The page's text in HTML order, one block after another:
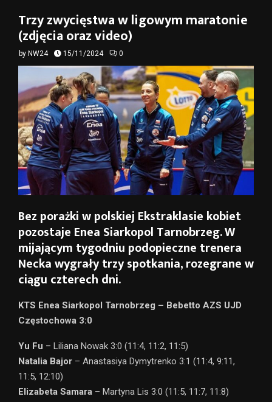
Trzy zwycięstwa w ligowym maratonie
(zdjęcia oraz video)
by NW24 15/11/2024 0
Bez porażki w polskiej Ekstraklasie kobiet
pozostaje Enea Siarkopol Tarnobrzeg. W
mijającym tygodniu podopieczne trenera
Necka wygrały trzy spotkania, rozegrane w
ciągu czterech dni.
KTS Enea Siarkopol Tarnobrzeg – Bebetto AZS UJD
Częstochowa 3:0
Yu Fu – Liliana Nowak 3:0 (11:4, 11:2, 11:5)
Natalia Bajor – Anastasiya Dymytrenko 3:1 (11:4, 9:11,
11:5, 12:10)
Elizabeta Samara – Martyna Lis 3:0 (11:5, 11:7, 11:8)